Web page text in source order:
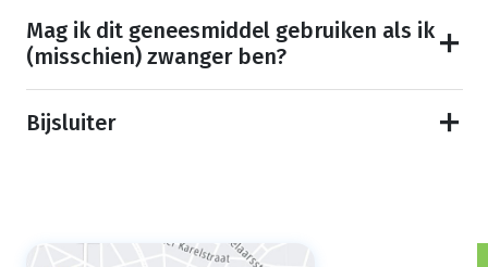
Mag ik dit geneesmiddel gebruiken als ik
(misschien) zwanger ben?
Bijsluiter